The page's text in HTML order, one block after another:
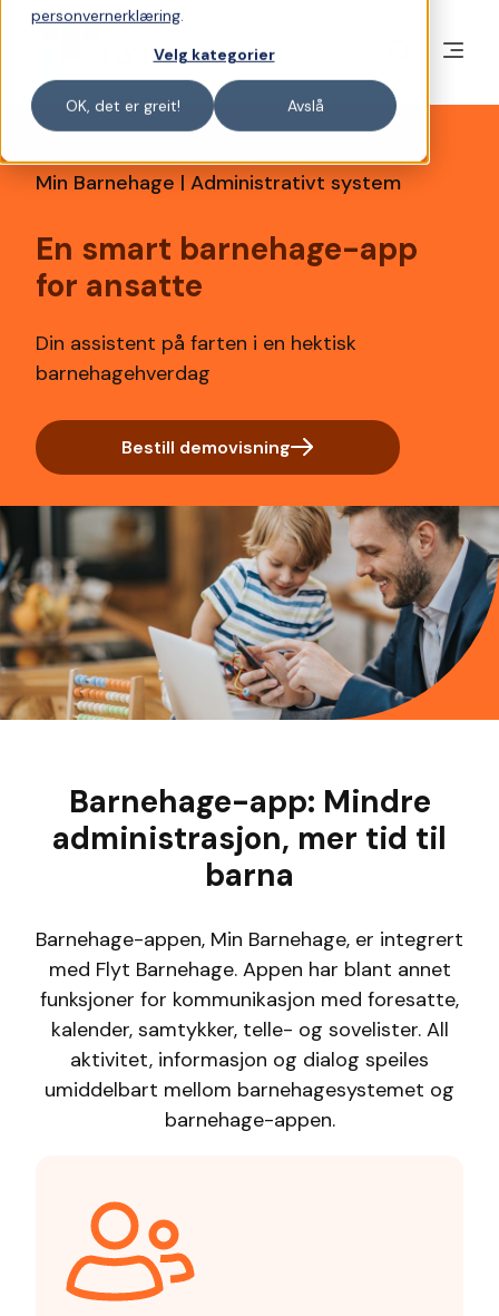
personvernerklæring.
Velg kategorier
OK, det er greit! Avslå
Min Barnehage | Administrativt system
En smart barnehage-app
for ansatte
Din assistent på farten i en hektisk
barnehagehverdag
Bestill demovisning
Barnehage-app: Mindre
administrasjon, mer tid til
barna
Barnehage-appen, Min Barnehage, er integrert
med Flyt Barnehage. Appen har blant annet
funksjoner for kommunikasjon med foresatte,
kalender, samtykker, telle- og sovelister. All
aktivitet, informasjon og dialog speiles
umiddelbart mellom barnehagesystemet og
barnehage-appen.